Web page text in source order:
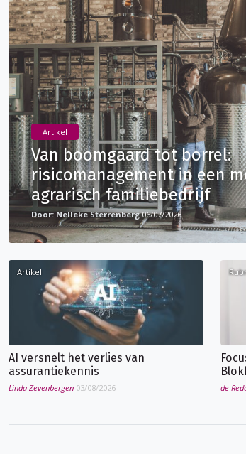
Artikel
Van boomgaard tot borrel:
risicomanagement in een
agrarisch familiebedrijf
Nelleke Sterrenberg 06/07/2026
Artikel
AI versnelt het verlies van
assurantiekennis
Linda Zevenbergen 03/08/2026 de